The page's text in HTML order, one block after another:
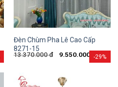
-29%
Đèn Chùm Pha Lê Cao Cấp
8271-15
13.370.000đ 9.550.000 đ